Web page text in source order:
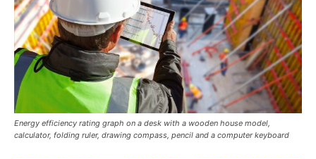
Energy efficiency rating graph on a desk with a wooden house model,
calculator, folding ruler, drawing compass, pencil and a computer keyboard